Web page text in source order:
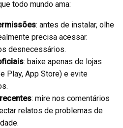
todo mundo ama:
: antes de instalar, olhe
precisa acessar.
desnecessários.
: baixe apenas de lojas
Play, App Store) e evite
: mire nos comentários
relatos de problemas de